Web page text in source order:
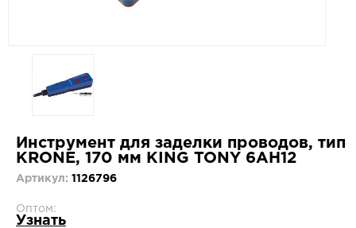
Инструмент для заделки проводов, тип
KRONE, 170 мм KING TONY 6AH12
Артикул: 1126796
Оптом:
Узнать